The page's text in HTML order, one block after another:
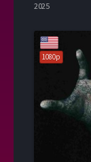
2025
1080p